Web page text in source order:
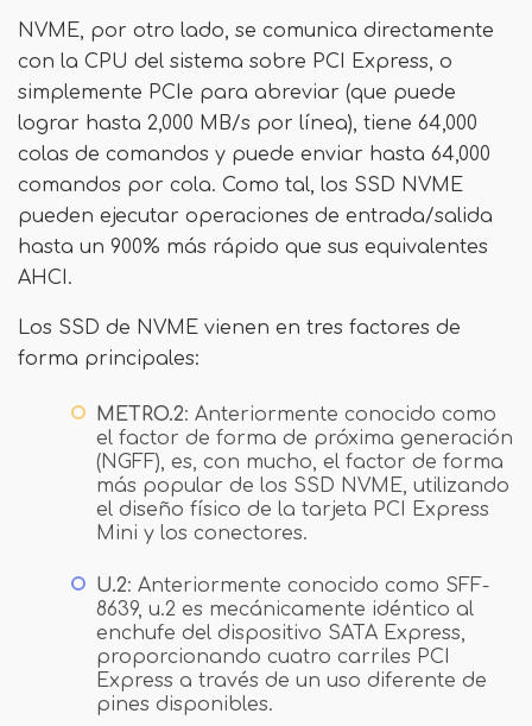
NVME, por otro lado, se comunica directamente
con la CPU del sistema sobre PCI Express, o
simplemente PCIe para abreviar (que puede
lograr hasta 2,000 MB/s por línea), tiene 64,000
colas de comandos y puede enviar hasta 64,000
comandos por cola. Como tal, los SSD NVME
pueden ejecutar operaciones de entrada/salida
hasta un 900% más rápido que sus equivalentes
AHCI.
Los SSD de NVME vienen en tres factores de
forma principales:
METRO.2: Anteriormente conocido como
el factor de forma de próxima generación
(NGFF), es, con mucho, el factor de forma
más popular de los SSD NVME, utilizando
el diseño físico de la tarjeta PCI Express
Mini y los conectores.
U.2: Anteriormente conocido como SFF-
8639, u.2 es mecánicamente idéntico al
enchufe del dispositivo SATA Express,
proporcionando cuatro carriles PCI
Express a través de un uso diferente de
pines disponibles.